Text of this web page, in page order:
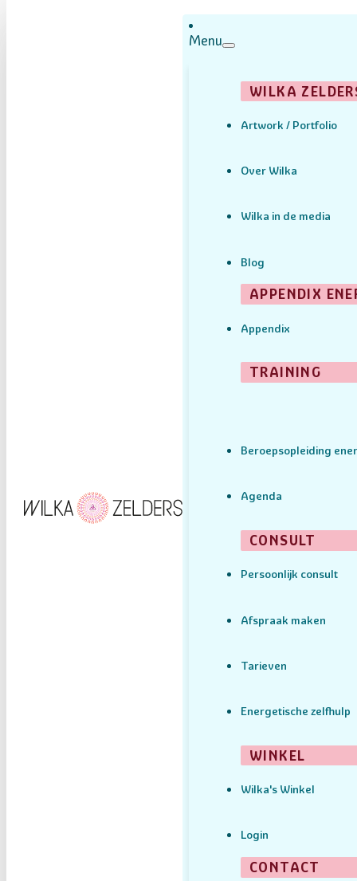
Menu
WILKA
Artwork / Portfolio
Over Wilka
Wilka in de media
Blog
APPENDIX
Appendix
TRAINING
Beroepsopleiding
Agenda
CONSULT
Persoonlijk consult
Afspraak maken
Tarieven
Energetische zelfhulp
WINKEL
Wilka's Winkel
Login
CONTACT